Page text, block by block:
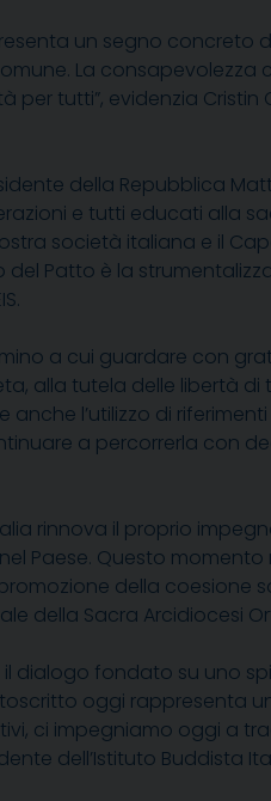
un segno
La
tutti”, evidenzia Cristin
della Repubblica
e tutti educati alla
società italiana e il
Patto è la
a cui guardare con
alla tutela delle libertà
l’utilizzo di
a percorrerla con
rinnova il proprio
Paese. Questo
della coesione
della Sacra Arcidiocesi
dialogo fondato su uno
oggi rappresenta
ci impegniamo oggi a
dell’Istituto Buddista